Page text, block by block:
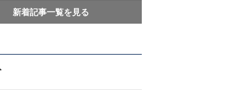
新着記事一覧を見る